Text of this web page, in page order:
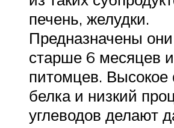
печень, желудки.
Предназначены
старше 6 месяцев
питомцев. Высокое
белка и низкий
углеводов делают